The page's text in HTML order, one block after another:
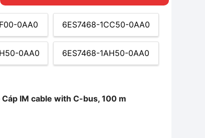
0AA0 6ES7468-1CC50-0AA0
0AA0 6ES7468-1AH50-0AA0
IM cable with C-bus, 100 m